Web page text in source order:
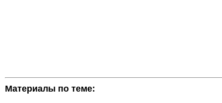
Материалы по теме: